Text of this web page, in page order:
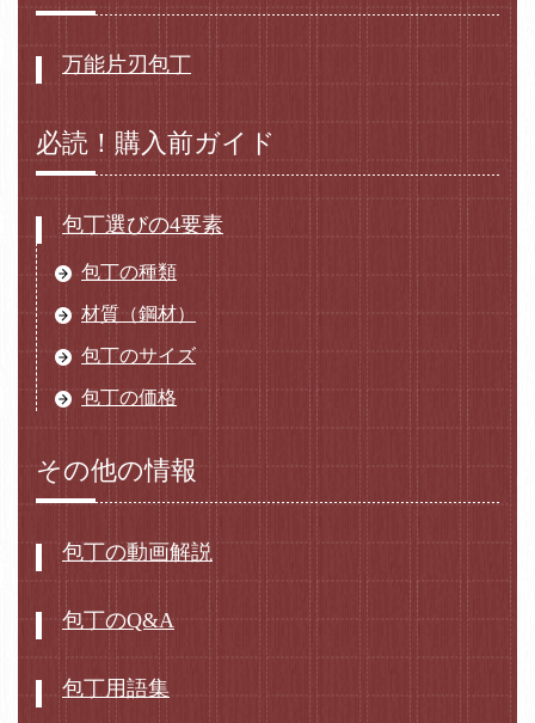
万能片刃包丁
必読！購入前ガイド
包丁選びの4要素
包丁の種類
材質（鋼材）
包丁のサイズ
包丁の価格
その他の情報
包丁の動画解説
包丁のQ&A
包丁用語集